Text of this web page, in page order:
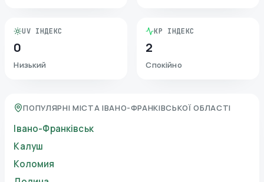
UV ІНДЕКС
0
Низький
KP ІНДЕКС
2
Спокійно
ПОПУЛЯРНІ МІСТА ІВАНО-ФРАНКІВСЬКОЇ ОБЛАСТІ
Івано-Франківськ
Калуш
Коломия